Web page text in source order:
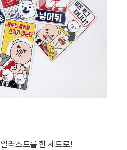
러스트를 한 세트로!